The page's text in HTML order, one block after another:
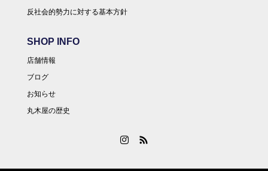
反社会的勢力に対する基本方針
SHOP INFO
店舗情報
ブログ
お知らせ
丸木屋の歴史